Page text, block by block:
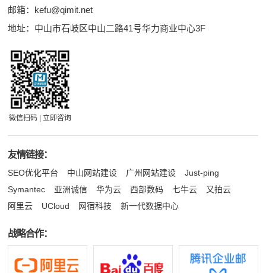
邮箱： kefu@qimit.net
地址：中山市石岐区中山二路41号华力商业中心3F
微信扫码 | 立即咨询
友情链接：
SEO优化平台 中山网站建设 广州网站建设
Just-ping
Symantec
亚洲诚信 华为云 西部数码 七牛云
又拍云
阿里云
UCloud 网宿科技 新一代数据中心
战略合作：